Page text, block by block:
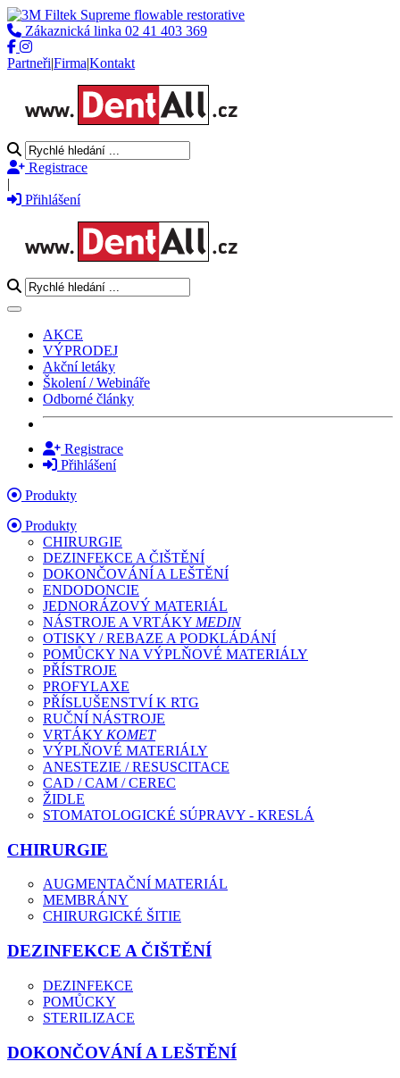
Zákaznická linka 02 41 403 369
Partneři|Firma|Kontakt
Registrace
|
Přihlášení
Toggle navigation
AKCE
VÝPRODEJ
Akční letáky
Školení / Webináře
Odborné články
Registrace
Přihlášení
Produkty
Produkty
CHIRURGIE
DEZINFEKCE A ČIŠTĚNÍ
DOKONČOVÁNÍ A LEŠTĚNÍ
ENDODONCIE
JEDNORÁZOVÝ MATERIÁL
NÁSTROJE A VRTÁKY MEDIN
OTISKY / REBAZE A PODKLÁDÁNÍ
POMŮCKY NA VÝPLŇOVÉ MATERIÁLY
PŘÍSTROJE
PROFYLAXE
PŘÍSLUŠENSTVÍ K RTG
RUČNÍ NÁSTROJE
VRTÁKY KOMET
VÝPLŇOVÉ MATERIÁLY
ANESTEZIE / RESUSCITACE
CAD / CAM / CEREC
ŽIDLE
STOMATOLOGICKÉ SÚPRAVY - KRESLÁ
CHIRURGIE
AUGMENTAČNÍ MATERIÁL
MEMBRÁNY
CHIRURGICKÉ ŠITIE
DEZINFEKCE A ČIŠTĚNÍ
DEZINFEKCE
POMŮCKY
STERILIZACE
DOKONČOVÁNÍ A LEŠTĚNÍ